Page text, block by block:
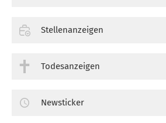
Stellenanzeigen
Todesanzeigen
Newsticker